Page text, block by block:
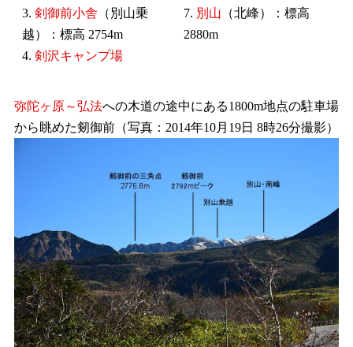
3. 剣御前小舎 （別山乗
越）：標高 2754m
4. 剣沢キャンプ場
7. 別山 （北峰）：標高
2880m
弥陀ヶ原～弘法への木道の途中にある1800m地点の駐車場
から眺めた剱御前（写真：2014年10月19日 8時26分撮影）